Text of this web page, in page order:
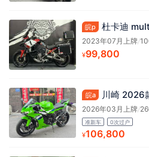
皖p 杜卡迪
2023年07月上牌/
¥99,800
皖a 川崎 2026
2026年03月上牌/
准新车 0次过户
¥106,800